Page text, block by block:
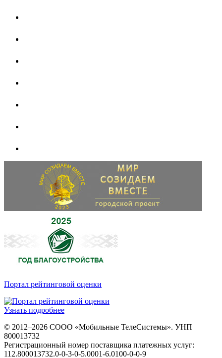
Портал рейтинговой оценки
Узнать подробнее
© 2012–2026 СООО «Мобильные ТелеСистемы». УНП
800013732
Регистрационный номер поставщика платежных услуг:
112.800013732.0-0-3-0-5.0001-6.0100-0-0-9